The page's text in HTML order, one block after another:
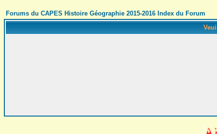
Forums du CAPES Histoire Géographie 2015-2016 Index du Forum